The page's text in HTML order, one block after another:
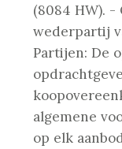
(8084 HW). -
wederpartij
Partijen: De
algemene
op elk